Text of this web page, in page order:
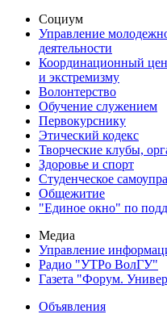
Социум
Управление
деятельности
Координационный
и экстремизму
Волонтерство
Обучение служением
Первокурснику
Этический кодекс
Творческие клубы,
Здоровье и спорт
Студенческое
Общежитие
"Единое окно" по
Медиа
Управление
Радио "УТРо ВолГУ"
Газета "Форум.
Объявления